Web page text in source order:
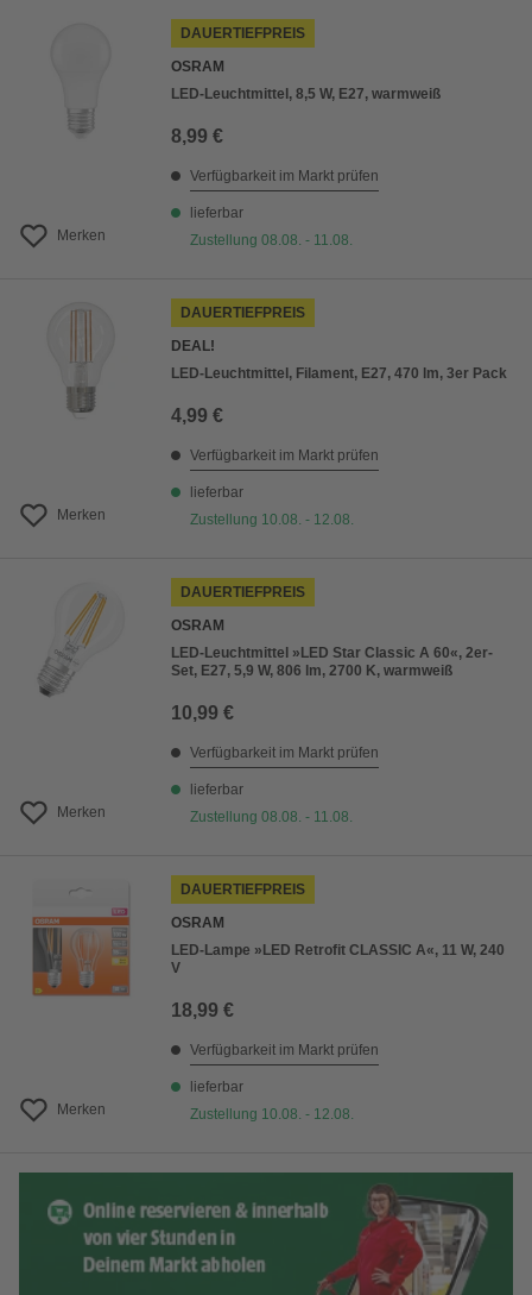
Merken
DAUERTIEFPREIS
OSRAM
LED-Leuchtmittel, 8,5 W, E27, warmweiß
8,99 €
Verfügbarkeit im Markt prüfen
lieferbar
Zustellung 08.08. - 11.08.
Merken
DAUERTIEFPREIS
DEAL!
LED-Leuchtmittel, Filament, E27, 470 lm, 3er Pack
4,99 €
Verfügbarkeit im Markt prüfen
lieferbar
Zustellung 10.08. - 12.08.
Merken
DAUERTIEFPREIS
OSRAM
LED-Leuchtmittel »LED Star Classic A 60«, 2er-
Set, E27, 5,9 W, 806 lm, 2700 K, warmweiß
10,99 €
Verfügbarkeit im Markt prüfen
lieferbar
Zustellung 08.08. - 11.08.
Merken
DAUERTIEFPREIS
OSRAM
LED-Lampe »LED Retrofit CLASSIC A«, 11 W, 240
V
18,99 €
Verfügbarkeit im Markt prüfen
lieferbar
Zustellung 10.08. - 12.08.